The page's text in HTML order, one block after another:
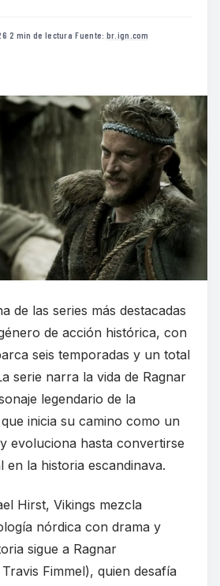
·2 min de lectura·Fuente: br.ign.com
de las series más destacadas
de acción histórica, con
seis temporadas y un total
serie narra la vida de Ragnar
legendario de la
inicia su camino como un
evoluciona hasta convertirse
la historia escandinava.
Hirst, Vikings mezcla
nórdica con drama y
sigue a Ragnar
Fimmel), quien desafía